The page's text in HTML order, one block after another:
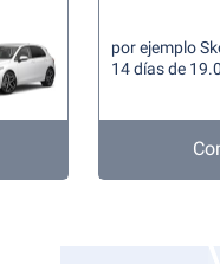
por ejemplo
14 días de